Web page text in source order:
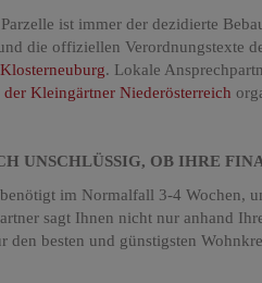
ist immer der dezidierte
die offiziellen Verordnungstexte
. Lokale
der Kleingärtner Niederösterreich
UNSCHLÜSSIG, OB IHRE
im Normalfall 3-4 Wochen,
sagt Ihnen nicht nur anhand
den besten und günstigsten